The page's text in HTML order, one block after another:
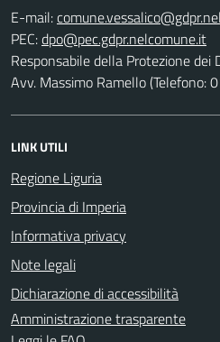
E-mail:
PEC:
Responsabile della Protezione dei
Avv. Massimo Ramello (Telefono:
LINK UTILI
Regione Liguria
Provincia di Imperia
Informativa privacy
Note legali
Dichiarazione di accessibilità
Amministrazione trasparente